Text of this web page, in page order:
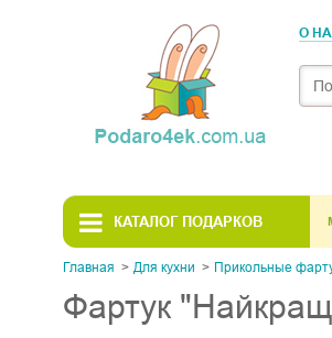
О
КАТАЛОГ ПОДАРКОВ
Главная Для кухни Прикольные
Фартук